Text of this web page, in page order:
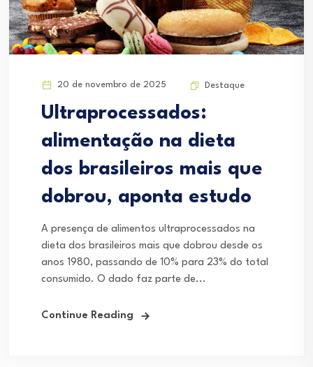
20 de novembro de 2025 Destaque
Ultraprocessados:
alimentação na dieta
dos brasileiros mais que
dobrou, aponta estudo
A presença de alimentos ultraprocessados na
dieta dos brasileiros mais que dobrou desde os
anos 1980, passando de 10% para 23% do total
consumido. O dado faz parte de...
Continue Reading